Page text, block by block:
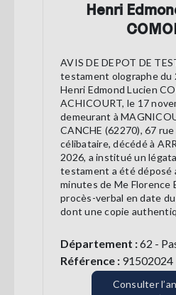
Henri
AVIS DE DEPOT DE
testament olographe du
Henri Edmond Lucien
ACHICOURT, le 17
demeurant à
CANCHE (62270), 67
célibataire, décédé à
2026, a institué un
testament a été déposé
minutes de Me Florence
procès-verbal en date
dont une copie
Département :62 -
Référence : 91502024
Consulter